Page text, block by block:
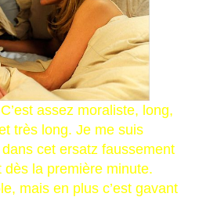
assez moraliste, long,
très long. Je me suis
cet ersatz faussement
la première minute.
mais en plus c’est gavant